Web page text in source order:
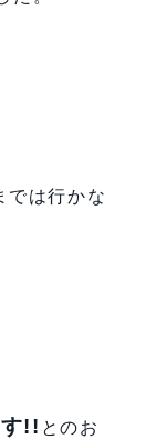
では行かな
!! とのお